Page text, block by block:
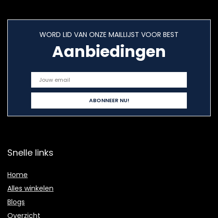
WORD LID VAN ONZE MAILLIJST VOOR BEST
Aanbiedingen
Snelle links
Home
Alles winkelen
Blogs
Overzicht